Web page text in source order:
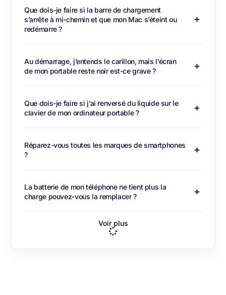
Que dois-je faire si la barre de chargement
s’arrête à mi-chemin et que mon Mac s’éteint ou
redémarre ?
Au démarrage, j’entends le carillon, mais l’écran
de mon portable reste noir est-ce grave ?
Que dois-je faire si j’ai renversé du liquide sur le
clavier de mon ordinateur portable ?
Réparez-vous toutes les marques de smartphones
?
La batterie de mon téléphone ne tient plus la
charge pouvez-vous la remplacer ?
Voir plus